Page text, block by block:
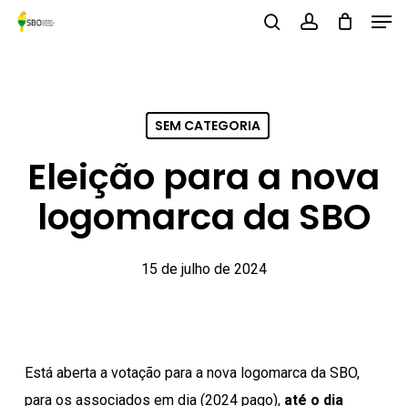
Skip
SEM CATEGORIA
Eleição para a nova
logomarca da SBO
15 de julho de 2024
Está aberta a votação para a nova logomarca da SBO,
para os associados em dia (2024 pago),até o dia